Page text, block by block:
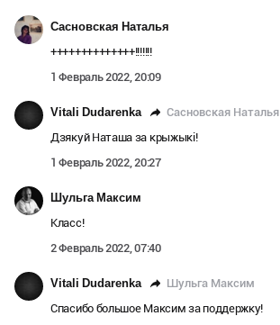
Сасновская Наталья
++++++++++++++!!!!!!!
1 Февраль 2022, 20:09
Vitali Dudarenka Сасновская Наталья
Дзякуй Наташа за крыжыкі!
1 Февраль 2022, 20:27
Шульга Максим
Класс!
2 Февраль 2022, 07:40
Vitali Dudarenka Шульга Максим
Спасибо большое Максим за поддержку!